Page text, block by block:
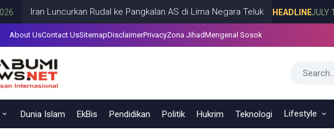
Luncurkan Rudal ke Pangkalan AS di Lima Negara Teluk HEADLINEJULY 13, 2026
About UsContact UsSitemapDisclaimerPrivacyZona JihadMengenal Sosok
Dunia Islam EkBis Pendidikan Politik Hukrim Teknologi Lifestyle